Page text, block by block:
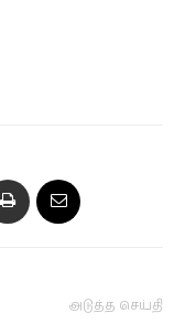
அடுத்த செய்தி